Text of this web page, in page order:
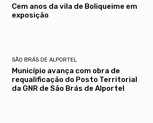
Cem anos da vila de Boliqueime em
exposição
SÃO BRÁS DE ALPORTEL
Município avança com obra de
requalificação do Posto Territorial
da GNR de São Brás de Alportel